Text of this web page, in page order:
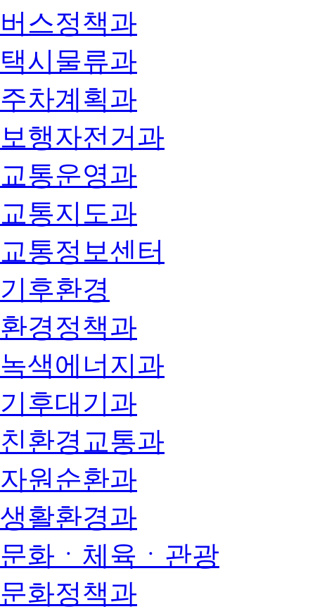
버스정책과
택시물류과
주차계획과
보행자전거과
교통운영과
교통지도과
교통정보센터
기후환경
환경정책과
녹색에너지과
기후대기과
친환경교통과
자원순환과
생활환경과
문화ㆍ체육ㆍ관광
문화정책과